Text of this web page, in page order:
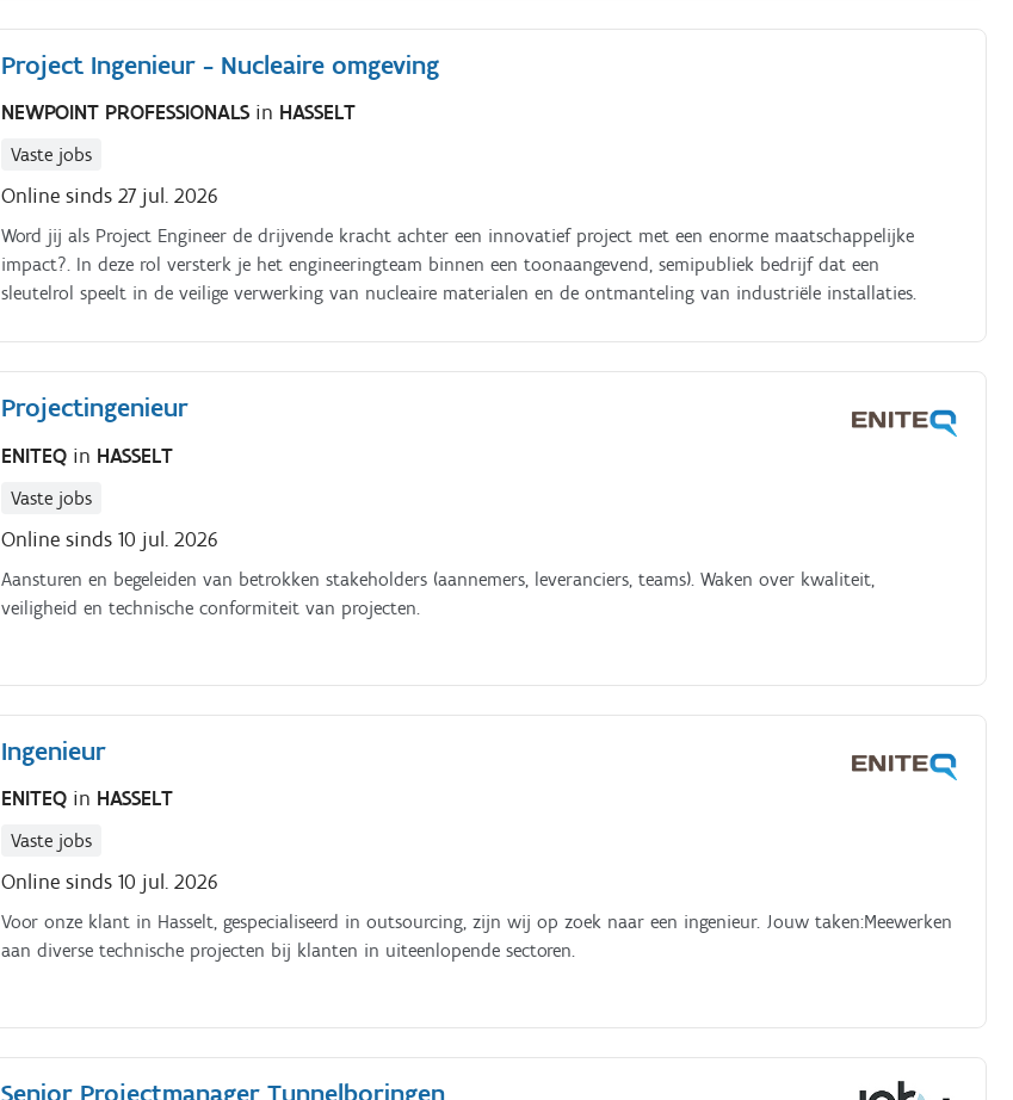
Project Ingenieur - Nucleaire omgeving
NEWPOINT PROFESSIONALS in HASSELT
Vaste jobs
Online sinds 27 jul. 2026
Word jij als Project Engineer de drijvende kracht achter een innovatief project met een enorme maatschappelijke
impact?. In deze rol versterk je het engineeringteam binnen een toonaangevend, semipubliek bedrijf dat een
sleutelrol speelt in de veilige verwerking van nucleaire materialen en de ontmanteling van industriële installaties.
Projectingenieur
ENITEQ in HASSELT
Vaste jobs
Online sinds 10 jul. 2026
Aansturen en begeleiden van betrokken stakeholders (aannemers, leveranciers, teams). Waken over kwaliteit,
veiligheid en technische conformiteit van projecten.
Ingenieur
ENITEQ in HASSELT
Vaste jobs
Online sinds 10 jul. 2026
Voor onze klant in Hasselt, gespecialiseerd in outsourcing, zijn wij op zoek naar een ingenieur. Jouw taken:Meewerken
aan diverse technische projecten bij klanten in uiteenlopende sectoren.
Senior Projectmanager Tunnelboringen